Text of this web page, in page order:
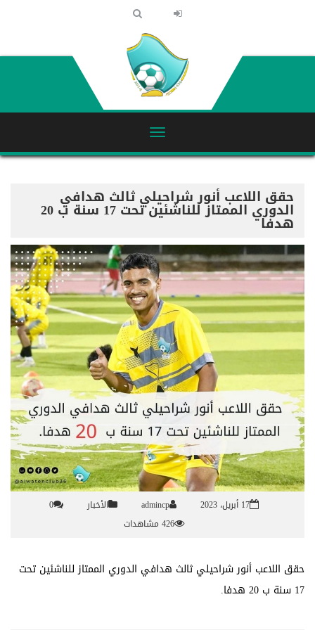
حقق اللاعب أنور شراحيلي ثالث هدافي
الدوري الممتاز للناشئين تحت 17 سنة ب 20
هدفا
17 أبريل، 2023 admincp الأخبار
0
426 مشاهدات
حقق اللاعب أنور شراحيلي ثالث هدافي الدوري الممتاز للناشئين تحت
17 سنة ب 20 هدفا.